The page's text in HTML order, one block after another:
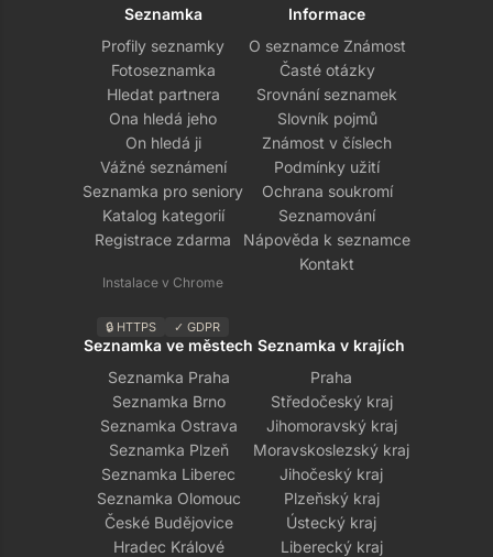
Seznamka
Profily seznamky
Fotoseznamka
Hledat partnera
Ona hledá jeho
On hledá ji
Vážné seznámení
Seznamka pro seniory
Katalog kategorií
Registrace zdarma
Instalace v Chrome
🔒 HTTPS ✓ GDPR
Informace
O seznamce Známost
Časté otázky
Srovnání seznamek
Slovník pojmů
Známost v číslech
Podmínky užití
Ochrana soukromí
Seznamování
Nápověda k seznamce
Kontakt
Seznamka ve městech
Seznamka Praha
Seznamka Brno
Seznamka Ostrava
Seznamka Plzeň
Seznamka Liberec
Seznamka Olomouc
České Budějovice
Hradec Králové
Seznamka v krajích
Praha
Středočeský kraj
Jihomoravský kraj
Moravskoslezský kraj
Jihočeský kraj
Plzeňský kraj
Ústecký kraj
Liberecký kraj